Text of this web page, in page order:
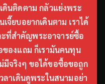
ดินติดตาม กลัวแย่งพระ
จี๊ยบอยากเดินตาม เราได้
ะที่สำคัญพระอาจารย์ซื้อ
ของแถม ก็เรามันคนทุน
มีจริงๆ ขอได้ขอซื้อขอถูก
ลาเดินดูพระในสนามอย่า